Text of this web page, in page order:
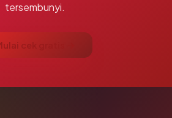
tersembunyi.
cek gratis →